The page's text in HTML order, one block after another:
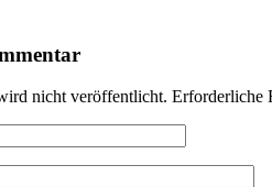
nicht veröffentlicht. Erforderliche